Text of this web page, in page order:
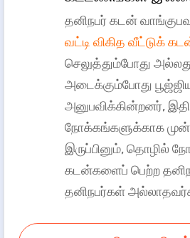
தனிநபர் கடன்
வட்டி விகித வீட்டுக்
செலுத்தும்போது
அடைக்கும்போது
அனுபவிக்கின்றனர்,
நோக்கங்களுக்காக
இருப்பினும், தொழில்
கடன்களைப் பெற்ற
தனிநபர்கள்